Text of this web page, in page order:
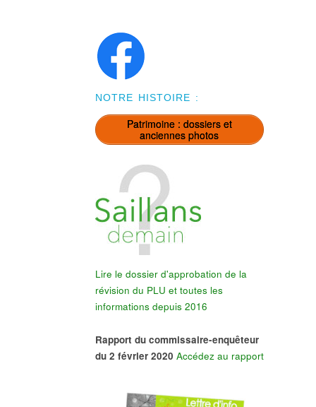
NOTRE HISTOIRE :
Patrimoine : dossiers et
anciennes photos
Lire le dossier d'approbation de la
révision du PLU et toutes les
informations depuis 2016
Rapport du commissaire-enquêteur
du 2 février 2020 Accédez au rapport